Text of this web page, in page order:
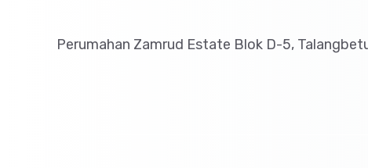
Perumahan Zamrud Estate Blok D-5,